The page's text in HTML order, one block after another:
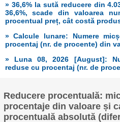
» 36,6% la sută reducere din
36,6%, scade din valoarea
procentual preț, cât costă
» Calcule lunare: Numere
procentaj (nr. de procente) din
» Luna 08, 2026 [August]:
reduse cu procentaj (nr. de
Reducere procentuală:
procentaje din valoare și
procentuală absolută